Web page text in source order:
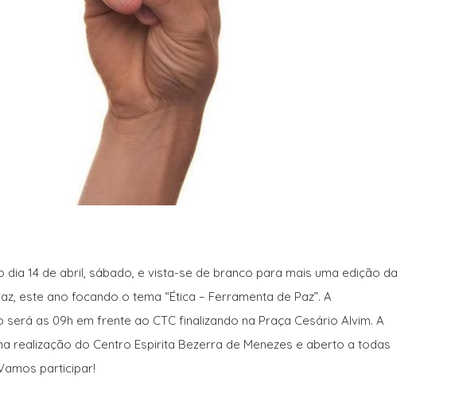
dia 14 de abril, sábado, e vista-se de branco para mais uma edição da
este ano focando o tema “Ética – Ferramenta de Paz”. A
será as 09h em frente ao CTC finalizando na Praça Cesário Alvim. A
realização do Centro Espirita Bezerra de Menezes e aberto a todas
participar!